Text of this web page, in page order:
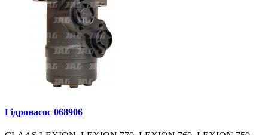
Гідронасос 068906